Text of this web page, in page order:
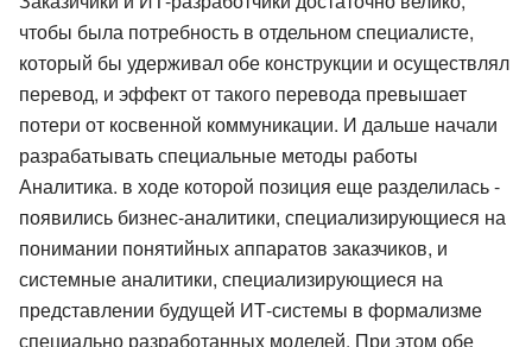
чтобы была потребность в отдельном специалисте,
который бы удерживал обе конструкции и осуществлял
перевод, и эффект от такого перевода превышает
потери от косвенной коммуникации. И дальше начали
разрабатывать специальные методы работы
Аналитика. в ходе которой позиция еще разделилась -
появились бизнес-аналитики, специализирующиеся на
понимании понятийных аппаратов заказчиков, и
системные аналитики, специализирующиеся на
представлении будущей ИТ-системы в формализме
специально разработанных моделей. При этом обе